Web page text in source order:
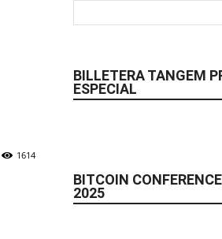
1614
BILLETERA TANGEM
ESPECIAL
BITCOIN
2025